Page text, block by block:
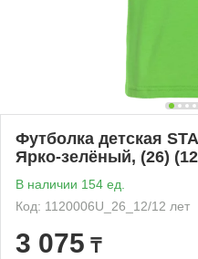
Футболка детская
Ярко-зелёный, (26)
В наличии 154 ед.
Код: 1120006U_26_12/12 лет
3 075 ₸